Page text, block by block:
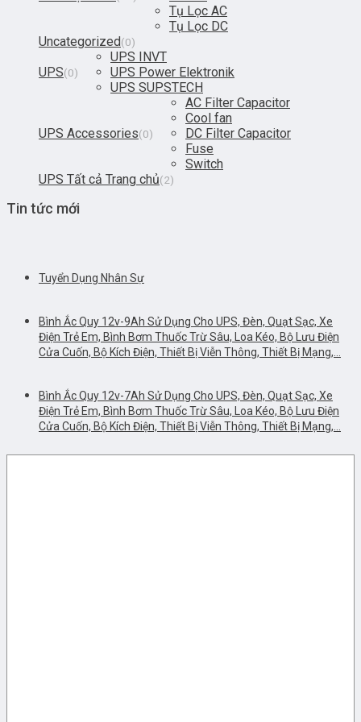
Tụ Lọc AC
Tụ Lọc DC
Uncategorized(0)
UPS(0)
UPS INVT
UPS Power Elektronik
UPS SUPSTECH
UPS Accessories(0)
AC Filter Capacitor
Cool fan
DC Filter Capacitor
Fuse
Switch
UPS Tất cả Trang chủ(2)
Tin tức mới
Tuyển Dụng Nhân Sự
Bình Ắc Quy 12v-9Ah Sử Dụng Cho UPS, Đèn, Quạt Sạc, Xe
Điện Trẻ Em, Bình Bơm Thuốc Trừ Sâu, Loa Kéo, Bộ Lưu Điện
Cửa Cuốn, Bộ Kích Điện, Thiết Bị Viễn Thông, Thiết Bị Mạng,…
Bình Ắc Quy 12v-7Ah Sử Dụng Cho UPS, Đèn, Quạt Sạc, Xe
Điện Trẻ Em, Bình Bơm Thuốc Trừ Sâu, Loa Kéo, Bộ Lưu Điện
Cửa Cuốn, Bộ Kích Điện, Thiết Bị Viễn Thông, Thiết Bị Mạng,…